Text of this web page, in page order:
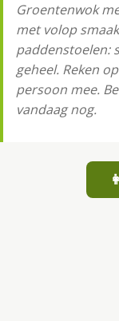
Groentenwok
met volop
paddenstoelen:
geheel. Reken
persoon mee.
vandaag nog.